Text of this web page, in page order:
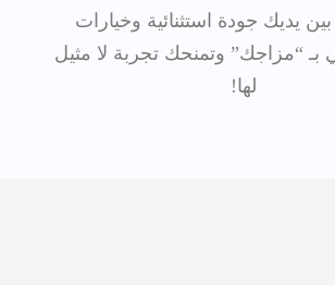
يديك جودة استثنائية وخيارات
بـ “مزاجك” وتمنحك تجربة لا مثيل
لها!